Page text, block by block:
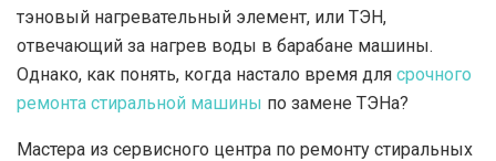
тэновый нагревательный элемент, или ТЭН,
отвечающий за нагрев воды в барабане машины.
Однако, как понять, когда настало время для срочного
ремонта стиральной машины по замене ТЭНа?
Мастера из сервисного центра по ремонту стиральных